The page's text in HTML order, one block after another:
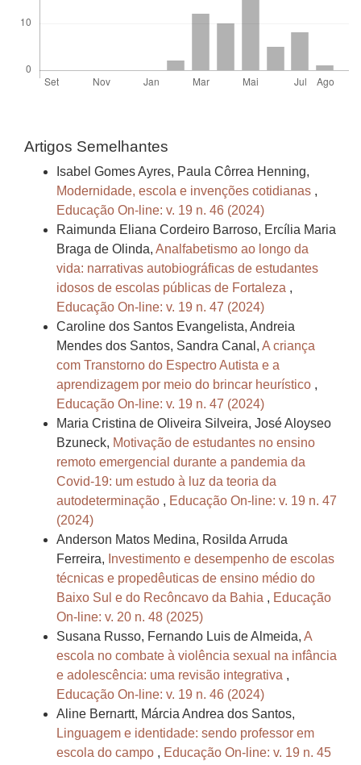
Artigos Semelhantes
Isabel Gomes Ayres, Paula Côrrea Henning,
Modernidade, escola e invenções cotidianas ,
Educação On-line: v. 19 n. 46 (2024)
Raimunda Eliana Cordeiro Barroso, Ercília Maria
Braga de Olinda, Analfabetismo ao longo da
vida: narrativas autobiográficas de estudantes
idosos de escolas públicas de Fortaleza ,
Educação On-line: v. 19 n. 47 (2024)
Caroline dos Santos Evangelista, Andreia
Mendes dos Santos, Sandra Canal, A criança
com Transtorno do Espectro Autista e a
aprendizagem por meio do brincar heurístico ,
Educação On-line: v. 19 n. 47 (2024)
Maria Cristina de Oliveira Silveira, José Aloyseo
Bzuneck, Motivação de estudantes no ensino
remoto emergencial durante a pandemia da
Covid-19: um estudo à luz da teoria da
autodeterminação , Educação On-line: v. 19 n. 47
(2024)
Anderson Matos Medina, Rosilda Arruda
Ferreira, Investimento e desempenho de escolas
técnicas e propedêuticas de ensino médio do
Baixo Sul e do Recôncavo da Bahia , Educação
On-line: v. 20 n. 48 (2025)
Susana Russo, Fernando Luis de Almeida, A
escola no combate à violência sexual na infância
e adolescência: uma revisão integrativa ,
Educação On-line: v. 19 n. 46 (2024)
Aline Bernartt, Márcia Andrea dos Santos,
Linguagem e identidade: sendo professor em
escola do campo , Educação On-line: v. 19 n. 45